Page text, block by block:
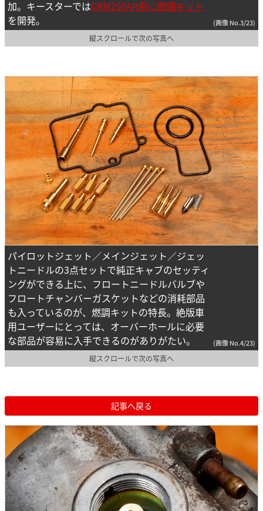
加。キースターではCRM250AR用に燃調キット
を開発。
(画像 No.3/23)
縦スクロールで次の写真へ
パイロットジェット／メインジェット／ジェッ
トニードルの3点セットで純正キャブのセッティ
ングができる上に、フロートニードルバルブや
フロートチャンバーガスケットなどの消耗部品
も入っているのが、燃調キットの特長。絶版車
用ユーザーにとっては、オーバーホールに必要
な部品が容易に入手できるのがありがたい。
(画像 No.4/23)
縦スクロールで次の写真へ
記事へ戻る